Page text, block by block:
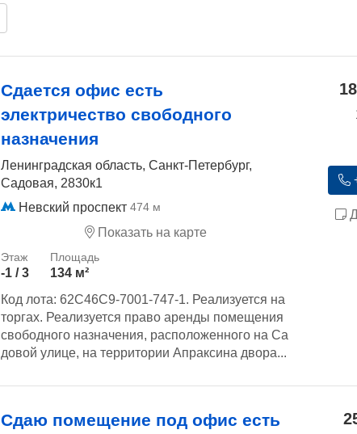
Сдается офис есть
электричество свободного
назначения
Ленинградская область, Санкт-Петербург,
Садовая, 2830к1
Невский проспект 474 м
Показать на карте
-1 / 3
134 м²
Код лота: 62C46C9-7001-747-1. Реализуется на
торгах. Реализуется право аренды помещения
свободного назначения, расположенного на Са
довой улице, на территории Апраксина двора...
Сдаю помещение под офис есть